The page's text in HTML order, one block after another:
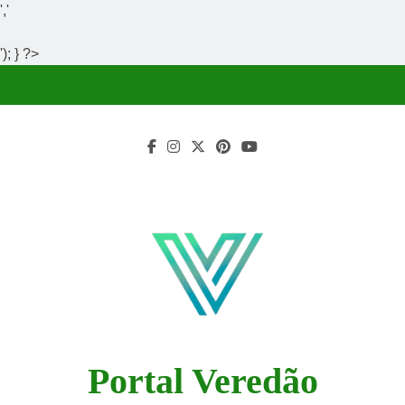
','
'); } ?>
Portal Veredão